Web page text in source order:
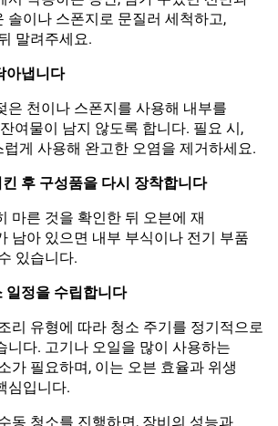
솔이나 스폰지로 문질러 세척하고,
말려주세요.
아냅니다
은 천이나 스폰지를 사용해 내부를
여물이 남지 않도록 합니다. 필요 시,
게 사용해 완고한 오염을 제거하세요.
후 구성품을 다시 장착합니다
마른 것을 확인한 뒤 오븐에 재
남아 있으면 내부 부식이나 전기 부품
있습니다.
일정을 수립합니다
리 유형에 따라 청소 주기를 정기적으로
니다. 고기나 오일을 많이 사용하는
가 필요하며, 이는 오븐 효율과 위생
심입니다.
동 청소를 진행하면, 장비의 성능과